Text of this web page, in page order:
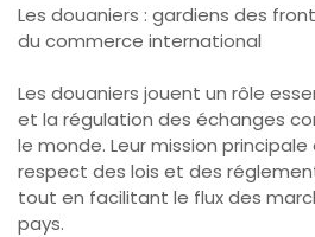
Les douaniers : gardiens des
du commerce international
Les douaniers jouent un rôle
et la régulation des échanges
le monde. Leur mission
respect des lois et des
tout en facilitant le flux des
pays.